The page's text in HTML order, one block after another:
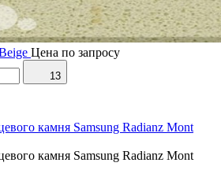
Цена по запросу
13